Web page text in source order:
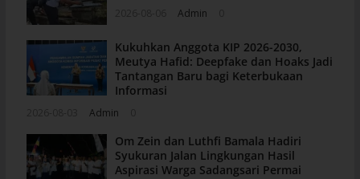
Admin
Kukuhkan Anggota KIP 2026-2030,
Meutya Hafid: Deepfake dan Hoaks Jadi
Tantangan Baru bagi Keterbukaan
Informasi
Admin
Om Zein dan Luthfi Bamala Hadiri
Syukuran Jalan Lingkungan Hasil
Aspirasi Warga Sadangsari Permai